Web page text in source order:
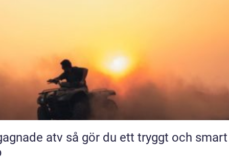
atv så gör du ett tryggt och smart